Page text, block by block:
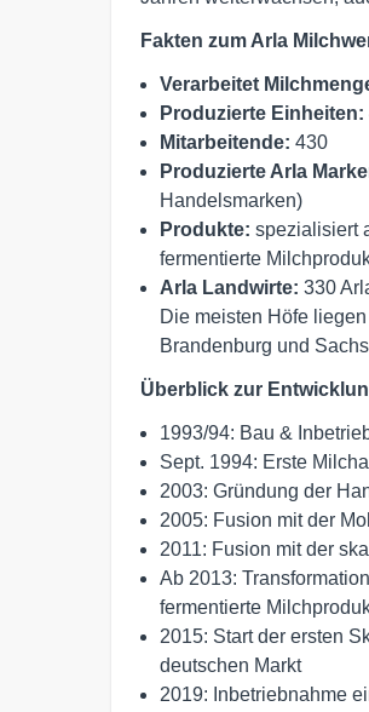
Fakten zum Arla
Verarbeitet
Produzierte Einheiten:
Mitarbeitende: 430
Produzierte Arla
Handelsmarken)
Produkte: spezialisiert
fermentierte
Arla Landwirte: 330
Die meisten Höfe
Brandenburg und
Überblick zur
1993/94: Bau &
Sept. 1994: Erste
2003: Gründung der
2005: Fusion mit der
2011: Fusion mit der
Ab 2013:
fermentierte
2015: Start der ersten
deutschen Markt
2019: Inbetriebnahme